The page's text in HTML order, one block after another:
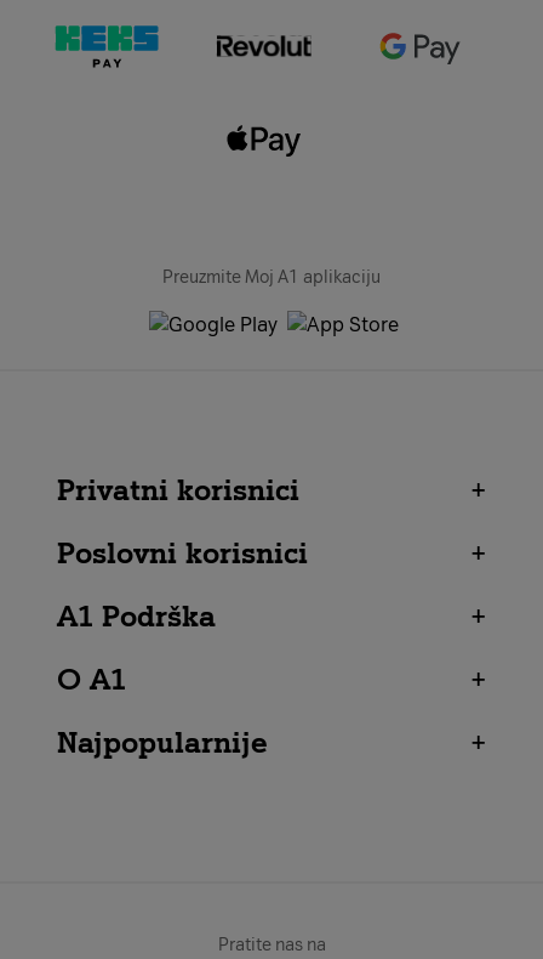
Preuzmite Moj A1 aplikaciju
Privatni korisnici
+
Poslovni korisnici
+
A1 Podrška
+
O A1
+
Najpopularnije
+
Pratite nas na